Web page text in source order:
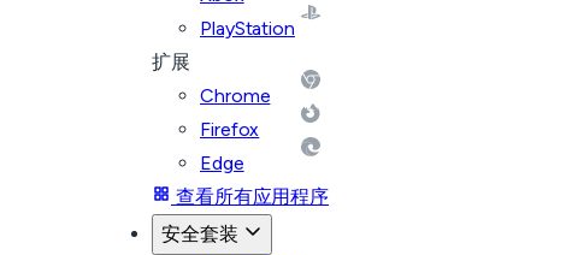
PlayStation
扩展
Chrome
Firefox
Edge
查看所有应用程序
安全套装